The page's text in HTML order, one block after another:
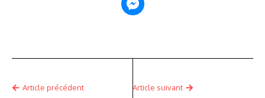
Article précédent Article suivant